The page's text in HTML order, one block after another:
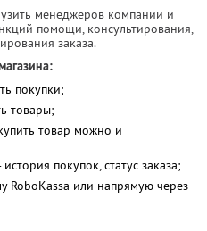
менеджеров компании и
помощи, консультирования,
заказа.
покупки;
товары;
товар можно и
покупок, статус заказа;
RoboKassa или напрямую через